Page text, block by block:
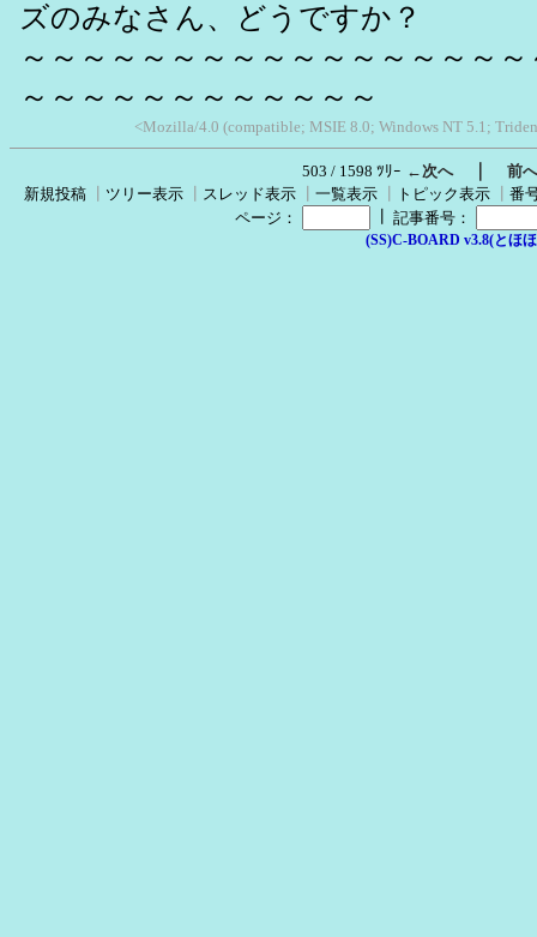
ズのみなさん、どうですか？
～～～～～～～～～～～～～～～～
～～～～～～～～～～～～
<Mozilla/4.0 (compatible; MSIE 8.0; Windows NT 5.1;
503 / 1598 ﾂﾘｰ ←次へ｜ 前
新規投稿
ツリー表示 スレッド表示 一覧表示 トピック表示
番
ページ：
記事番号：
(SS)C-BOARD v3.8(とほ